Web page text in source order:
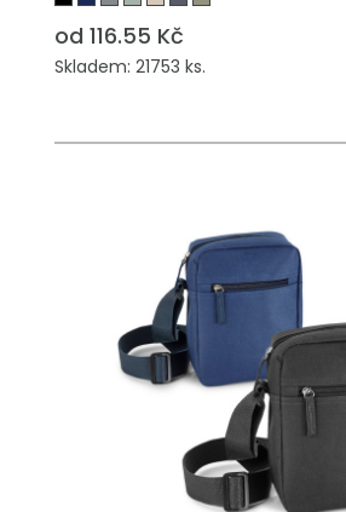
od 116.55 Kč
Skladem: 21753 ks.